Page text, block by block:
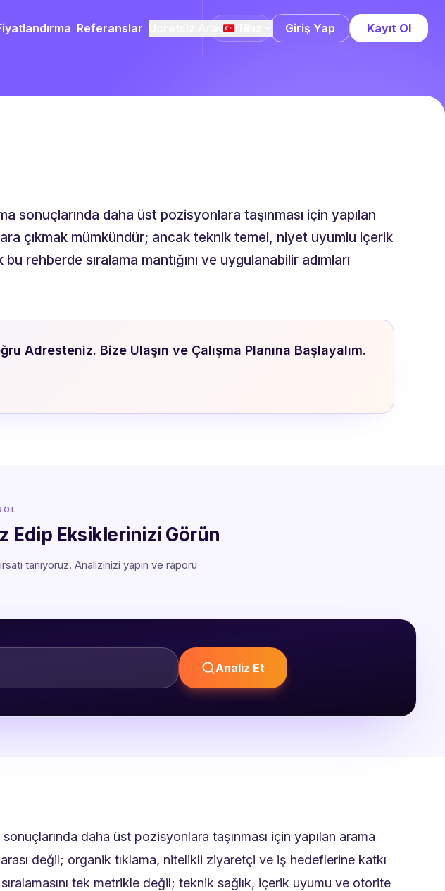
Referanslar Ücretsiz Araçlarımız Giriş Yap Kayıt Ol
daha üst pozisyonlara taşınması için yapılan
çıkmak mümkündür; ancak teknik temel, niyet uyumlu içerik
sıralama mantığını ve uygulanabilir adımları
Adresteniz. Bize Ulaşın ve Çalışma Planına Başlayalım.
Edip Eksiklerinizi Görün
tanıyoruz. Analizinizi yapın ve raporu
Analiz Et
daha üst pozisyonlara taşınması için yapılan arama
değil; organik tıklama, nitelikli ziyaretçi ve iş hedeflerine katkı
tek metrikle değil; teknik sağlık, içerik uyumu ve otorite